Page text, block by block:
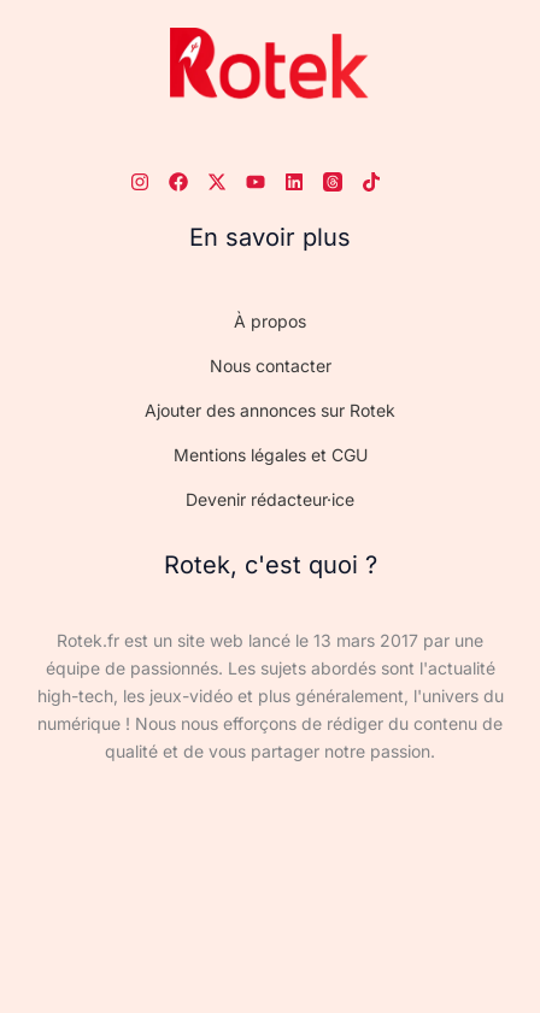
En savoir plus
À propos
Nous contacter
Ajouter des annonces sur Rotek
Mentions légales et CGU
Devenir rédacteur·ice
Rotek, c'est quoi ?
Rotek.fr est un site web lancé le 13 mars 2017 par une
équipe de passionnés. Les sujets abordés sont l'actualité
high-tech, les jeux-vidéo et plus généralement, l'univers du
numérique ! Nous nous efforçons de rédiger du contenu de
qualité et de vous partager notre passion.